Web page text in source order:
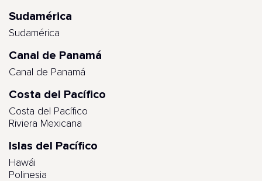
Sudamérica
Sudamérica
Canal de Panamá
Canal de Panamá
Costa del Pacífico
Costa del Pacífico
Riviera Mexicana
Islas del Pacífico
Hawái
Polinesia